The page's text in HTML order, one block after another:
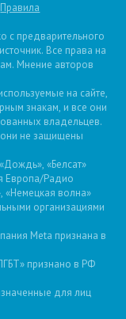
Правила
с предварительного
Все права на
Мнение авторов
на сайте,
знакам, и все они
владельцев.
они не защищены
«Белсат»
Европа/Радио
«Немецкая волна»
организациями
Metа признана в
признано в РФ
для лиц